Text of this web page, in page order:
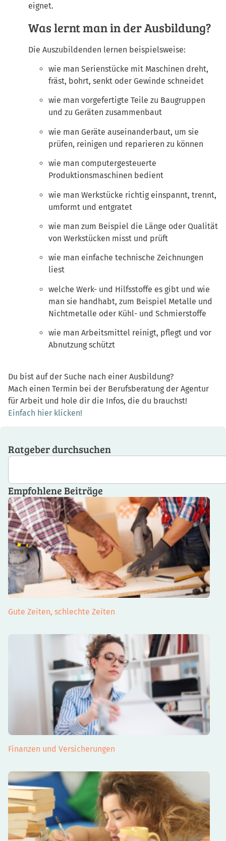
eignet.
Was lernt man in der Ausbildung?
Die Auszubildenden lernen beispielsweise:
wie man Serienstücke mit Maschinen dreht,
fräst, bohrt, senkt oder Gewinde schneidet
wie man vorgefertigte Teile zu Baugruppen
und zu Geräten zusammenbaut
wie man Geräte auseinanderbaut, um sie
prüfen, reinigen und reparieren zu können
wie man computergesteuerte
Produktionsmaschinen bedient
wie man Werkstücke richtig einspannt, trennt,
umformt und entgratet
wie man zum Beispiel die Länge oder Qualität
von Werkstücken misst und prüft
wie man einfache technische Zeichnungen
liest
welche Werk- und Hilfsstoffe es gibt und wie
man sie handhabt, zum Beispiel Metalle und
Nichtmetalle oder Kühl- und Schmierstoffe
wie man Arbeitsmittel reinigt, pflegt und vor
Abnutzung schützt
Du bist auf der Suche nach einer Ausbildung?
Mach einen Termin bei der Berufsberatung der Agentur
für Arbeit und hole dir die Infos, die du brauchst!
Einfach hier klicken!
Ratgeber durchsuchen
Empfohlene Beiträge
Gute Zeiten, schlechte Zeiten
Finanzen und Versicherungen